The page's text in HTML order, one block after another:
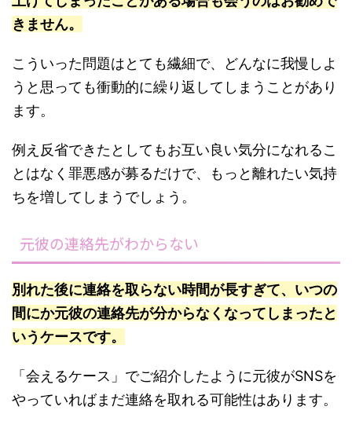
きません。
こういった問題はとても繊細で、どんなに我慢しよ
うと思っても衝動的に繰り返してしまうことがあり
ます。
例え反省できたとしてもお互い良い気分になれるこ
とはなく罪悪感が募るだけで、もっと離れたい気持
ちを増してしまうでしょう。
元彼の連絡先がわからない
別れた後に連絡を取らない時間が長すぎて、いつの
間にか元彼の連絡先が分からなくなってしまったと
いうケースです。
「会えるケース」でご紹介したように元彼がSNSを
やっていればまだ連絡を取れる可能性はあります。